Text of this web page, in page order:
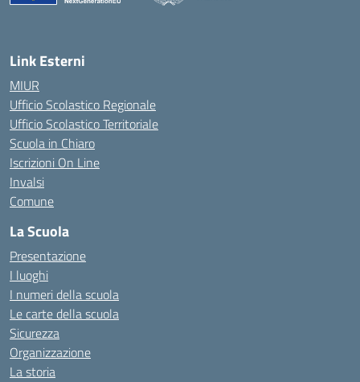
Link Esterni
MIUR
Ufficio Scolastico Regionale
Ufficio Scolastico Territoriale
Scuola in Chiaro
Iscrizioni On Line
Invalsi
Comune
La Scuola
Presentazione
I luoghi
I numeri della scuola
Le carte della scuola
Sicurezza
Organizzazione
La storia